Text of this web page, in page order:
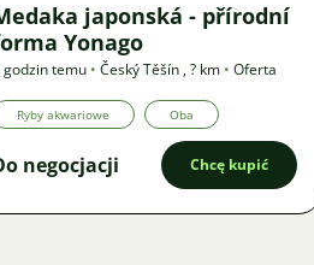
japonská - přírodní
Yonago
godzin temu • Český Těšín ,? km • Oferta
Ryby akwariowe Oba
negocjacji Chcę kupić